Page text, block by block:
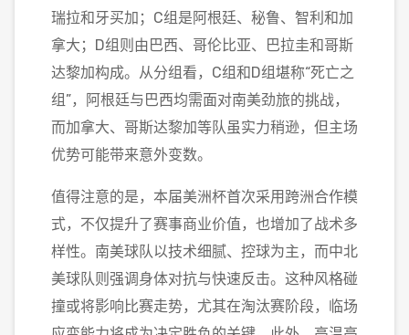
瑞拉和牙买加；C组是阿根廷、秘鲁、智利和加
拿大；D组则由巴西、哥伦比亚、巴拉圭和哥斯
达黎加构成。从分组看，C组和D组堪称“死亡之
组”，阿根廷与巴西均需面对南美劲旅的挑战，
而加拿大、哥斯达黎加等队虽实力稍逊，但主场
优势可能带来意外变数。
值得注意的是，本届美洲杯首次采用跨洲合作模
式，不仅提升了赛事商业价值，也增加了战术多
样性。南美球队以技术细腻、控球为主，而中北
美球队则强调身体对抗与快速反击。这种风格碰
撞或将影响比赛走势，尤其在淘汰赛阶段，临场